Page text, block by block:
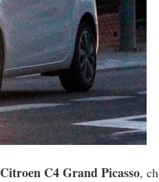
Citroen C4 Grand Picasso,